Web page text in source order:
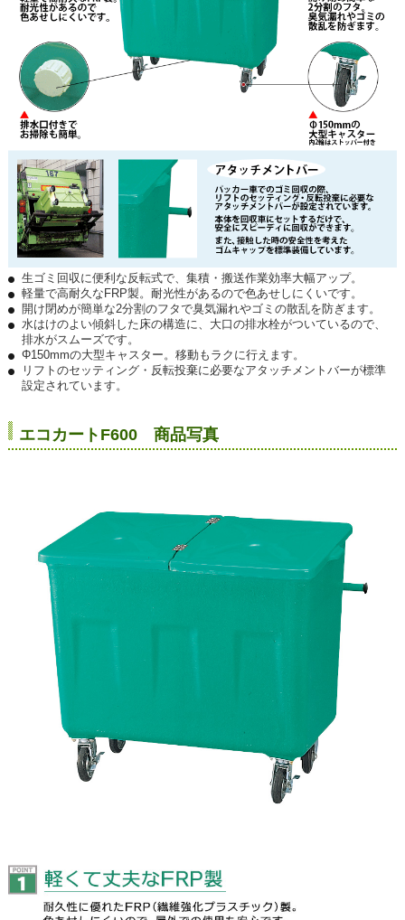
生ゴミ回収に便利な反転式で、集積・搬送作業効率大幅アップ。
軽量で高耐久なFRP製。耐光性があるので色あせしにくいです。
開け閉めが簡単な2分割のフタで臭気漏れやゴミの散乱を防ぎます。
水はけのよい傾斜した床の構造に、大口の排水栓がついているので、
排水がスムーズです。
Φ150mmの大型キャスター。移動もラクに行えます。
リフトのセッティング・反転投棄に必要なアタッチメントバーが標準
設定されています。
エコカートF600 商品写真